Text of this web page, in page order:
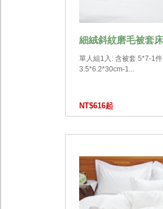
細絨斜紋磨毛被套
單人組1入: 含被套 5*7-1
3.5*6.2*30cm-1...
NT$616起